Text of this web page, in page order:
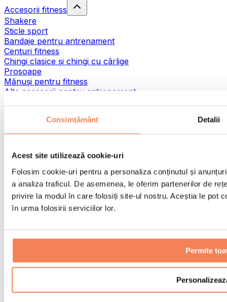
Consimțământ Detalii
Acest site utilizează cookie-uri
Folosim cookie-uri pentru a personaliza conținutul și
a analiza traficul. De asemenea, le oferim partenerilor de
privire la modul în care folosiți site-ul nostru. Aceștia le pot
în urma folosirii serviciilor lor.
Permite
Accesorii fitness
Shakere
Sticle sport
Bandaje pentru antrenament
Centuri fitness
Chingi clasice și chingi cu cârlige
Prosoape
Mănuși pentru fitness
Alte accesorii pentru antrenament
Ajutoare pentru reabilitare
Pistoale de masaj
Genți și accesorii pentru alimente
Genți pentru sala de sport
Rucsacuri
Accesorii în funcție de activitate
Sporturi de contact
Terapie prin frig